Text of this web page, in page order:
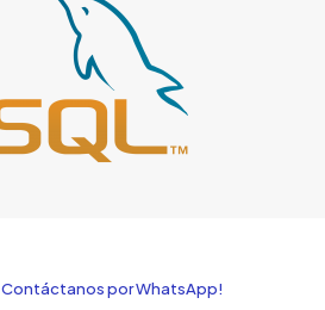
Contáctanos por WhatsApp!